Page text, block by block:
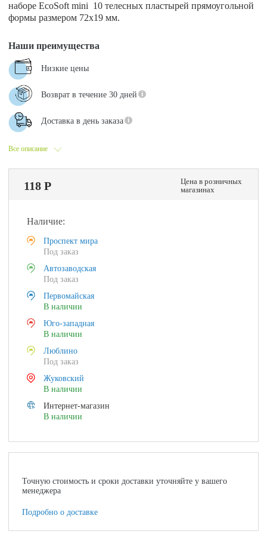
наборе EcoSoft mini 10 телесных пластырей прямоугольной
формы размером 72х19 мм.
Все описание
Наши преимущества
Низкие цены
Возврат в течение 30 дней
Доставка в день заказа
118 Р
Цена в розничных
магазинах
Наличие:
Проспект мира
Под заказ
Автозаводская
Под заказ
Первомайская
В наличии
Юго-западная
В наличии
Люблино
Под заказ
Жуковский
В наличии
Интернет-магазин
В наличии
Точную стоимость и сроки доставки уточняйте у вашего
менеджера
Подробно о доставке